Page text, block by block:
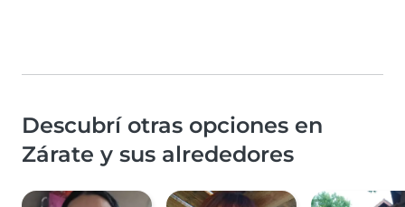
Descubrí otras opciones en
Zárate y sus alrededores